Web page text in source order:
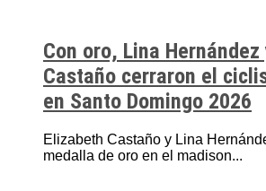
Con oro, Lina
Castaño cerraron el
en Santo Domingo 2026
Elizabeth Castaño y Lina
medalla de oro en el madison...